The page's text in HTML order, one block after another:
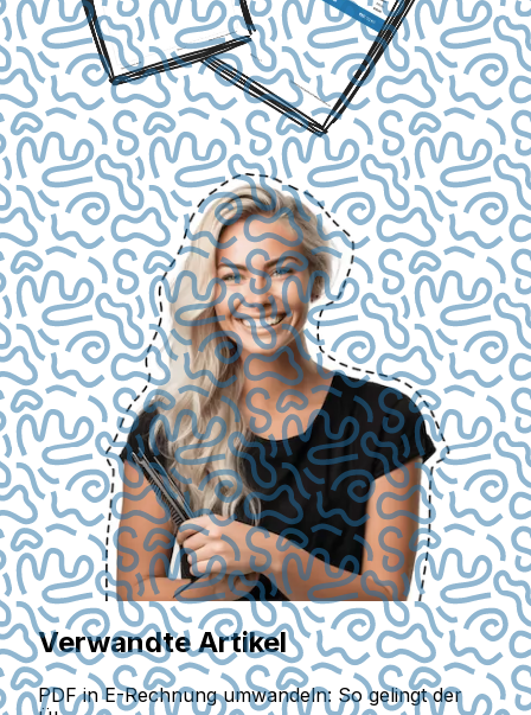
Verwandte Artikel
PDF in E-Rechnung umwandeln: So gelingt der